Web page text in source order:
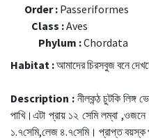
Order : Passeriformes
Class :Aves
Phylum :Chordata
Habitat :আমাদের চিরসবুজ বনে
Description :নীলকন্ঠ চুটকি লিঙ্গ
পাখি।এটা প্রায় ১২ সেমি লম্বা ,ওজনে
১.৭সেমি,লেজ ৪.৭সেমি। প্রাপ্ত বয়স্ক